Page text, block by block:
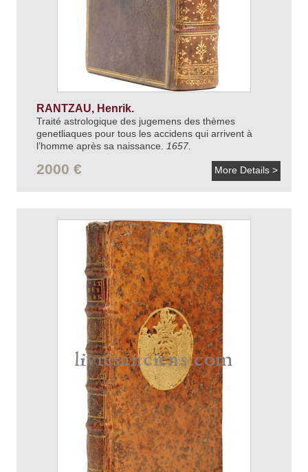
RANTZAU, Henrik.
Traité astrologique des jugemens des thèmes
genetliaques pour tous les accidens qui arrivent à
l’homme après sa naissance. 1657.
2000 € More Details >